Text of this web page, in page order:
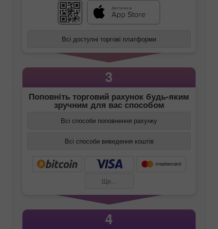
Всі доступні торгові платформи
3
Поповніть торговий рахунок будь-яким
зручним для вас способом
Всі способи поповнення рахунку
Всі способи виведення коштів
Ще...
4